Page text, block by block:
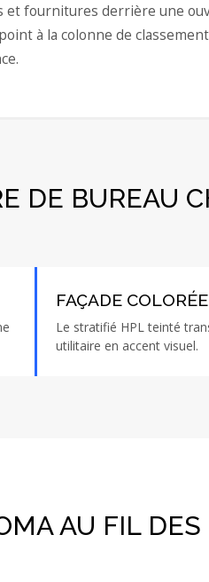
et fournitures derrière une
à la colonne de
DE BUREAU
FAÇADE
Le stratifié HPL teinté
utilitaire en accent visuel.
AU FIL DES